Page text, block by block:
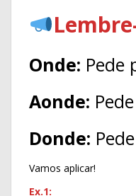
Onde: Pede
Aonde:
Donde:
Vamos aplicar!
Ex.1: